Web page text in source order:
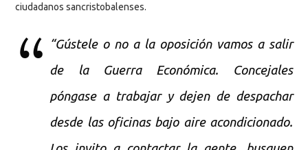
ciudadanos sancristobalenses.
“Gústele o no a la oposición vamos a salir
de la Guerra Económica. Concejales
póngase a trabajar y dejen de despachar
desde las oficinas bajo aire acondicionado.